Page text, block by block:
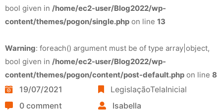
bool given in /home/ec2-user/Blog2022/wp-
content/themes/pogon/single.php on line 13
Warning: foreach() argument must be of type array|object,
bool given in /home/ec2-user/Blog2022/wp-
content/themes/pogon/content/post-default.php on line 8
19/07/2021
LegislaçãoTelaInicial
0 comment
Isabella